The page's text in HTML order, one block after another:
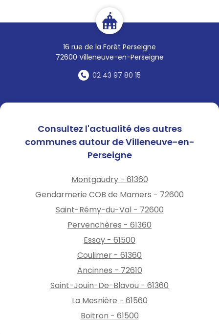
16 rue de la Forêt Perseigne
72600 Villeneuve-en-Perseigne
02 43 97 80 15
Consultez l'actualité des autres
communes autour de Villeneuve-en-
Perseigne
Montgaudry - 61360
Gendarmerie COB de Mamers - 72600
Saint-Rémy-du-Val - 72600
Pervenchères - 61360
Essay - 61500
Coulimer - 61360
Ancinnes - 72610
Saint-Jouin-De-Blavou - 61360
La Mesnière - 61560
Boitron - 61500